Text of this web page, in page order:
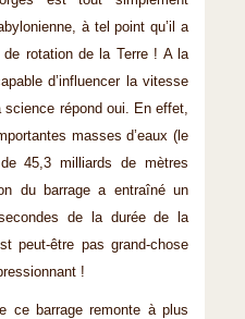
à tel point qu’il a
rotation de la Terre ! A la
d’influencer la vitesse
répond oui. En effet,
masses d’eaux (le
45,3 milliards de mètres
du barrage a entraîné un
de la durée de la
peut-être pas grand-chose
!
ce barrage remonte à plus